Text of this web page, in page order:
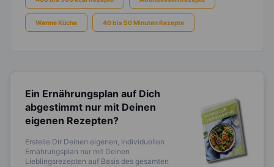
Warme Küche 40 bis 50 Minuten Rezepte
Ein Ernährungsplan auf Dich
abgestimmt nur mit Deinen
eigenen Rezepten?
Erstelle Dir Deinen eigenen, individuellen
Ernährungsplan nur mit Deinen
Lieblingsrezepten auf Basis des gesamten